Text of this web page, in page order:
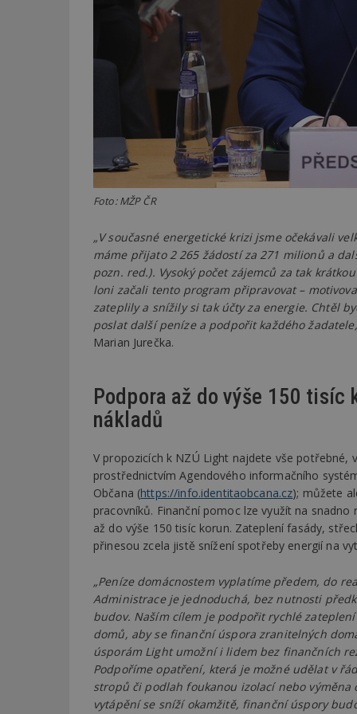
Foto: MŽP ČR
„V současné energetické krizi jsme očekávali
máme přijato 2 265 žádostí za 271 milionů a
pozn. red.). Vysoký počet zájemců za tak
loni začali tento program připravovat –
zateplily a snížily si tak účty za energie. Chtěl
poslat další peníze a podpořit každého
Marian Jurečka.
Podpora až do výše 150 tisíc
nákladů
V propozicích k NZÚ Light najdete vše
prostřednictvím Agendového informačního
Občana (https://info.identitaobcana.cz); můžete
pracovníků. Finanční pomoc lze využít na
až do výše 150 tisíc korun. Zateplení fasády,
přinesou zcela jistě snížení spotřeby energií na
„Peníze domácnostem vyplatíme předem, do
Administrace je jednoduchá, bez nutnosti
budov. Naším cílem je podpořit rychlé
domů, aby se finanční úspora zranitelných
úsporám Light umožní i lidem bez finančních
Podpoříme opatření, která je možné udělat v
stropů či podlah foukanou izolací nebo
vytápění se sníží okamžitě, finanční úspory
_dc_gtm_UA-
id
_hjFirstSeen
counter
__gfp_64b
Provider
LLC
.estav.cz
_ga
Google
.estav.cz
TDID
uid
test_cookie
id
Název
mobile
sssp_session
Název
Gdyn
c
ui
cct
Gtest
bm2uu
cct
ibbid